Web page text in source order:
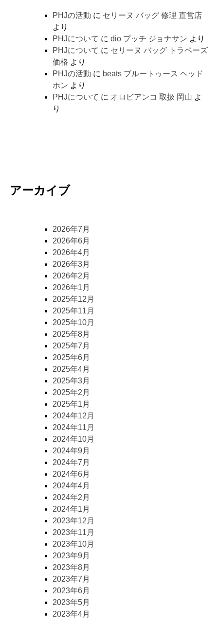
PHJの活動 に セリーヌ バッグ 修理 直営店
より
PHJについて に dio プッチ ジョナサン より
PHJについて に セリーヌ バッグ トラペーズ
価格 より
PHJの活動 に beats ブルートゥース ヘッド
ホン より
PHJについて に オロビアンコ 取扱 岡山 よ
り
アーカイブ
2026年7月
2026年6月
2026年4月
2026年3月
2026年2月
2026年1月
2025年12月
2025年11月
2025年10月
2025年8月
2025年7月
2025年6月
2025年4月
2025年3月
2025年2月
2025年1月
2024年12月
2024年11月
2024年10月
2024年9月
2024年7月
2024年6月
2024年4月
2024年2月
2024年1月
2023年12月
2023年11月
2023年10月
2023年9月
2023年8月
2023年7月
2023年6月
2023年5月
2023年4月